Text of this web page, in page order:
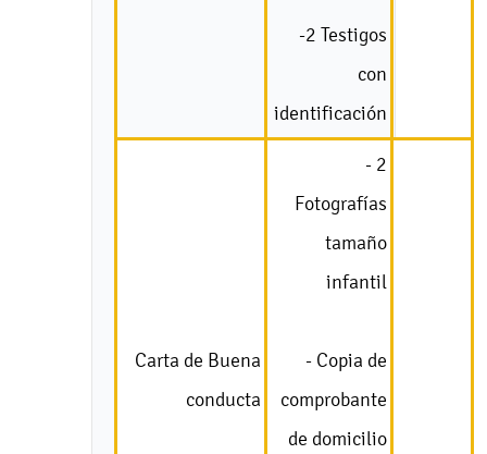
-2 Testigos
con
identificación
Carta de Buena
conducta
- 2
Fotografías
tamaño
infantil
- Copia de
comprobante
de domicilio